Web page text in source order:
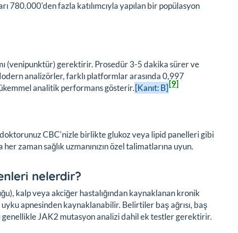
780.000'den fazla katılımcıyla yapılan bir popülasyon
(venipunktür) gerektirir. Prosedür 3-5 dakika sürer ve
analizörler, farklı platformlar arasında 0,997
analitik performans gösterir.[Kanıt: B][9]
doktorunuz CBC'nizle birlikte glukoz veya lipid panelleri gibi
zaman sağlık uzmanınızın özel talimatlarına uyun.
nelerdir?
kalp veya akciğer hastalığından kaynaklanan kronik
apnesinden kaynaklanabilir. Belirtiler baş ağrısı, baş
genellikle JAK2 mutasyon analizi dahil ek testler gerektirir.